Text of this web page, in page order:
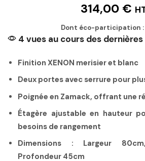
314,00 €
Dont éco-participation :
4 vues au cours des dernières
Finition XENON merisier et blanc
Deux portes avec serrure pour
Poignée en Zamack, offrant une
Étagère ajustable en hauteur
besoins de rangement
Dimensions : Largeur
Profondeur 45cm